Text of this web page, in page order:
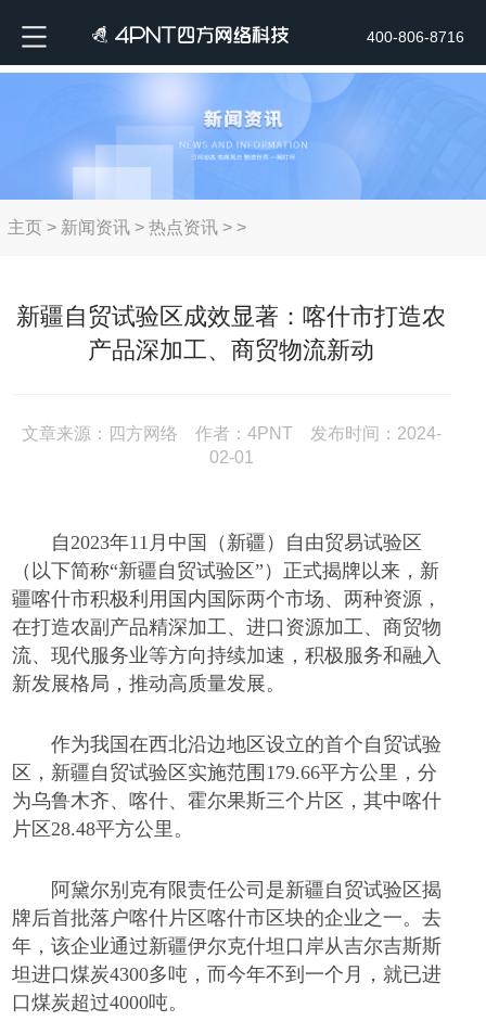
400-806-8716
主页> 新闻资讯> 热点资讯> >
新疆自贸试验区成效显著：喀什市打造农
产品深加工、商贸物流新动
文章来源：四方网络 作者：4PNT 发布时间：2024-
02-01
自 2023年11月中国（新疆）自由贸易试验区
（以下简称“新疆自贸试验区”）正式揭牌以来，新
疆喀什市积极利用国内国际两个市场、两种资源，
在打造农副产品精深加工、进口资源加工、商贸物
流、现代服务业等方向持续加速，积极服务和融入
新发展格局，推动高质量发展。
作为我国在西北沿边地区设立的首个自贸试验
区，新疆自贸试验区实施范围 179.66平方公里，分
为乌鲁木齐、喀什、霍尔果斯三个片区，其中喀什
片区28.48平方公里。
阿黛尔别克有限责任公司是新疆自贸试验区揭
牌后首批落户喀什片区喀什市区块的企业之一。去
年，该企业通过新疆伊尔克什坦口岸从吉尔吉斯斯
坦进口煤炭4300多吨，而今年不到一个月，就已进
口煤炭超过4000吨。